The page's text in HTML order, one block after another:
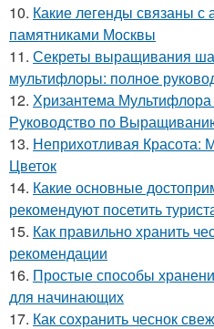
10. Какие легенды связаны с
памятниками Москвы
11. Секреты выращивания
мультифлоры: полное
12. Хризантема
Руководство по
13. Неприхотливая
Цветок
14. Какие основные
рекомендуют посетить
15. Как правильно хранить
рекомендации
16. Простые способы
для начинающих
17. Как сохранить чеснок